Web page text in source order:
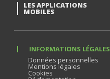
LES APPLICATIONS
MOBILES
INFORMATIONS LÉGALES
Données personnelles
Mentions légales
Cookies